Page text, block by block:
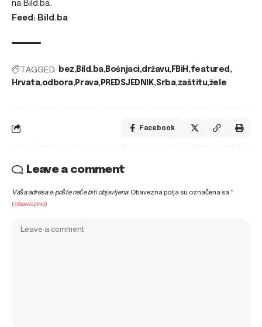
na Bild.ba
Feed: Bild.ba
TAGGED: bez Bild.ba Bošnjaci državu FBiH featured
Hrvata odbora Prava PREDSJEDNIK Srba zaštitu žele
Facebook
Leave a comment
Vaša adresa e-pošte neće biti objavljena. Obavezna polja su označena sa*
(obavezno)